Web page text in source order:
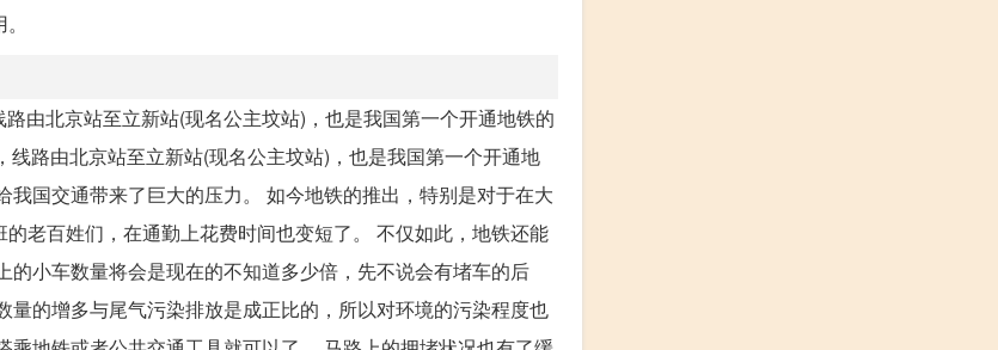
由北京站至立新站(现名公主坟站)，也是我国第一个开通地铁的
路由北京站至立新站(现名公主坟站)，也是我国第一个开通地
国交通带来了巨大的压力。 如今地铁的推出，特别是对于在大
老百姓们，在通勤上花费时间也变短了。 不仅如此，地铁还能
小车数量将会是现在的不知道多少倍，先不说会有堵车的后
的增多与尾气污染排放是成正比的，所以对环境的污染程度也